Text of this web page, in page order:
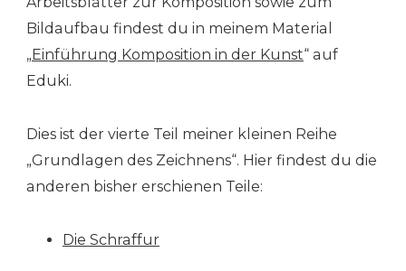
Bildaufbau findest du in meinem Material
„Einführung Komposition in der Kunst“ auf
Eduki.
Dies ist der vierte Teil meiner kleinen Reihe
„Grundlagen des Zeichnens“. Hier findest du die
anderen bisher erschienen Teile:
Die Schraffur